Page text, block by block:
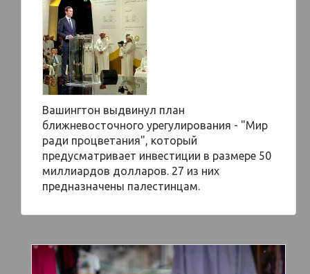
Вашингтон выдвинул план
ближневосточного урегулирования - "Мир
ради процветания", который
предусматривает инвестиции в размере 50
миллиардов долларов. 27 из них
предназначены палестинцам.